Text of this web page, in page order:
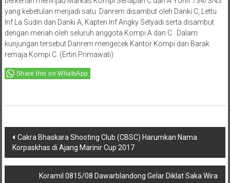
yang kebetulan menjadi satu. Danrem disambut oleh Danki C, Lettu
Inf La Sudin dan Danki A, Kapten Inf Angky Setyadi serta disambut
dengan meriah oleh seluruh anggota Kompi A dan C. Dalam
kunjungan tersebut Danrem mengecek Kantor Kompi dan Barak
remaja Kompi C. (Ertin Primawati)
Share this on WhatsApp
Post
navigation
Cakra Bhaskara Shooting Club (CBSC) Harumkan Nama
Korpaskhas di Ajang Marinir Cup 2017
Koramil 0815/08 Dawarblandong Gelar Diklat Saka Wira